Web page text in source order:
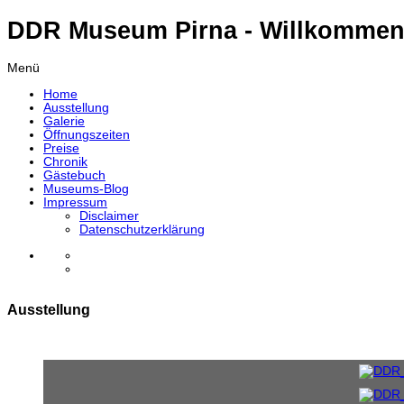
DDR Museum Pirna -
Menü
Home
Ausstellung
Galerie
Öffnungszeiten
Preise
Chronik
Gästebuch
Museums-Blog
Impressum
Disclaimer
Datenschutzerklärung
Ausstellung